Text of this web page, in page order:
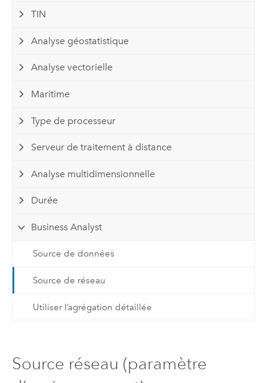
TIN
Analyse géostatistique
Analyse vectorielle
Maritime
Type de processeur
Serveur de traitement à distance
Analyse multidimensionnelle
Durée
Business Analyst
Source de données
Source de réseau
Utiliser l’agrégation détaillée
Source réseau (paramètre